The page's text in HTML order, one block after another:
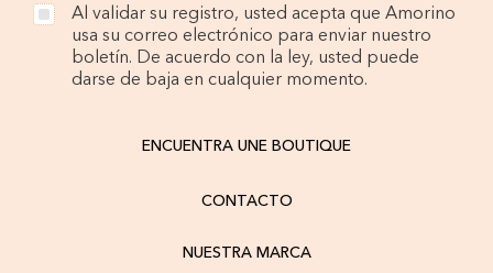
Al validar su registro, usted acepta que Amorino
usa su correo electrónico para enviar nuestro
boletín. De acuerdo con la ley, usted puede
darse de baja en cualquier momento.
ENCUENTRA UNE BOUTIQUE
CONTACTO
NUESTRA MARCA